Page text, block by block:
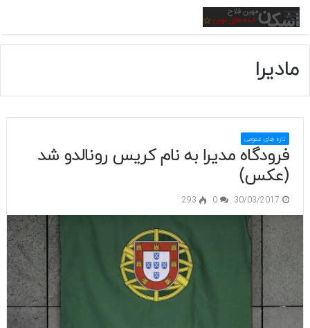
منو
مادیرا
تازه های عمومی
فرودگاه مدیرا به نام کریس رونالدو شد
(عکس)
30/03/2017
0
293